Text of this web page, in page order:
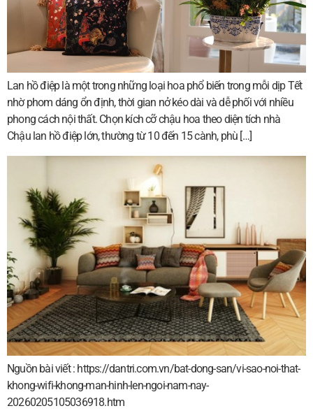
Lan hồ điệp là một trong những loại hoa phổ biến trong mỗi dịp Tết
nhờ phom dáng ổn định, thời gian nở kéo dài và dễ phối với nhiều
phong cách nội thất. Chọn kích cỡ chậu hoa theo diện tích nhà
Chậu lan hồ điệp lớn, thường từ 10 đến 15 cành, phù […]
Nguồn bài viết : https://dantri.com.vn/bat-dong-san/vi-sao-noi-that-
khong-wifi-khong-man-hinh-len-ngoi-nam-nay-
20260205105036918.htm